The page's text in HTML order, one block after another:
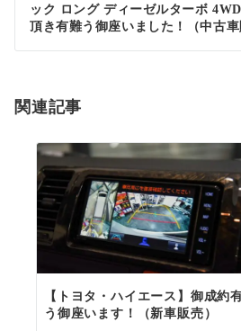
ー
シ
ン
ック ロング ディーゼルターボ
頂き有難う御座いました！（中古車
関連記事
【トヨタ・ハイエース】御成約
う御座います！（新車販売）